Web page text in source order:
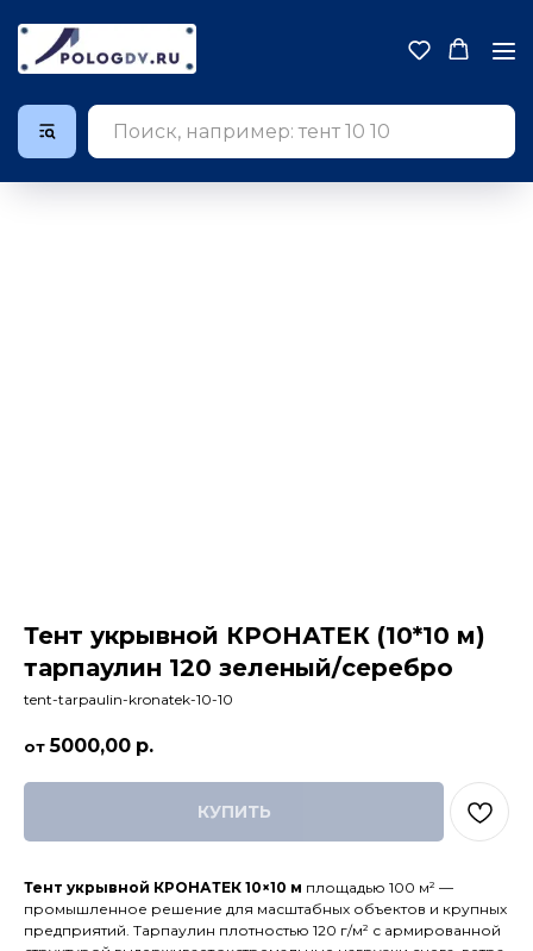
Тент укрывной КРОНАТЕК (10*10 м)
тарпаулин 120 зеленый/серебро
tent-tarpaulin-kronatek-10-10
5000,00 р.
КУПИТЬ
Тент укрывной КРОНАТЕК 10×10 м площадью 100 м² —
промышленное решение для масштабных объектов и крупных
предприятий. Тарпаулин плотностью 120 г/м² с армированной